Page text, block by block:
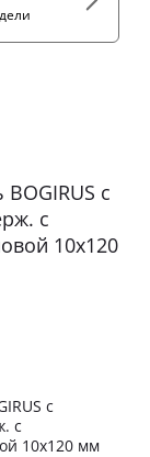
с
с
10х120 мм